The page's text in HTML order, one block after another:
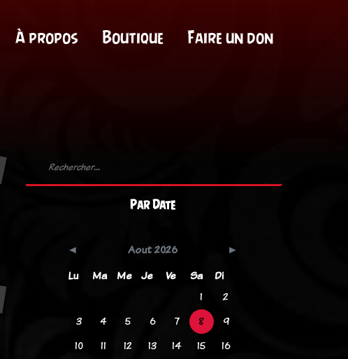
À propos Boutique Faire un don
Par Date
Aout 2026
Lu
Ma Me Je Ve Sa
Di
1
2
3
4 5 6 7 8
9
10
11 12 13 14 15
16